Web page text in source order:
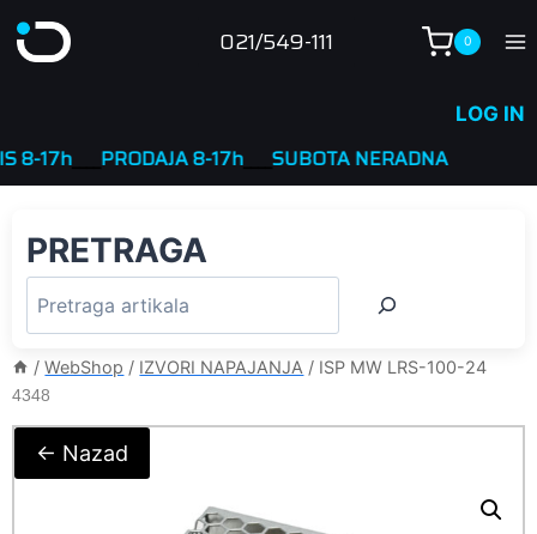
to
021/549-111 0
LOG IN
17h____PRODAJA 8-17h____SUBOTA NERADNA
PRETRAGA
/ WebShop / IZVORI NAPAJANJA / ISP MW LRS-100-24
4348
← Nazad